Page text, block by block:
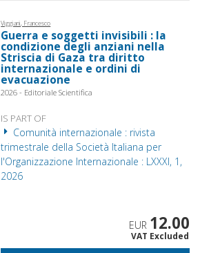
Viggiani, Francesco
Guerra e soggetti invisibili : la
condizione degli anziani nella
Striscia di Gaza tra diritto
internazionale e ordini di
evacuazione
2026 - Editoriale Scientifica
IS PART OF
Comunità internazionale : rivista
trimestrale della Società Italiana per
l'Organizzazione Internazionale : LXXXI, 1,
2026
EUR 12.00
VAT Excluded